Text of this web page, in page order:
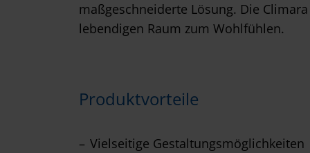
maßgeschneiderte Lösung. Die
lebendigen Raum zum Wohlfühlen.
Produktvorteile
Vielseitige Gestaltungsmöglichkeiten